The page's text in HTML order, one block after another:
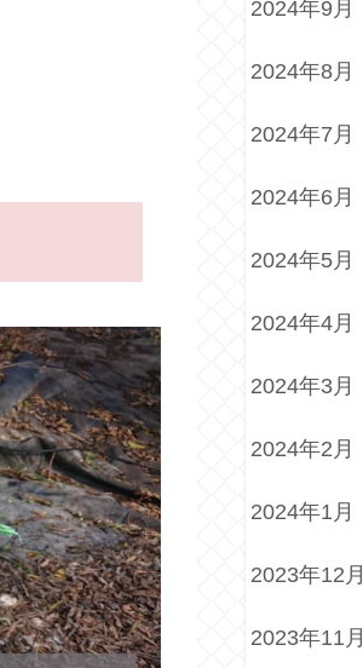
2024年9月
2024年8月
2024年7月
2024年6月
2024年5月
2024年4月
2024年3月
2024年2月
2024年1月
2023年12月
2023年11月